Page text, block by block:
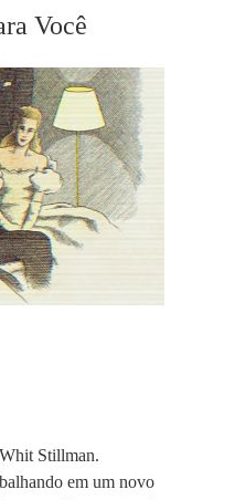
Você
Stillman.
em um novo